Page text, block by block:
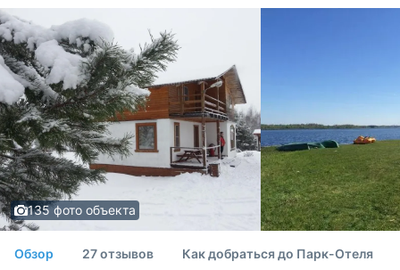
135 фото объекта
Обзор 27 отзывов Как добраться до Парк-Отеля